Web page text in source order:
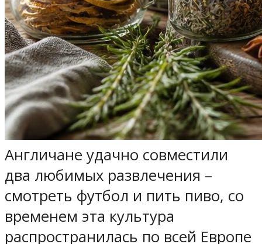
Англичане удачно совместили
два любимых развлечения –
смотреть футбол и пить пиво, со
временем эта культура
распространилась по всей Европе